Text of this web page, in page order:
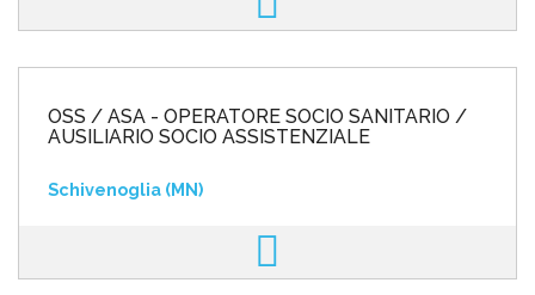
OSS / ASA - OPERATORE SOCIO SANITARIO /
AUSILIARIO SOCIO ASSISTENZIALE
Schivenoglia (MN)